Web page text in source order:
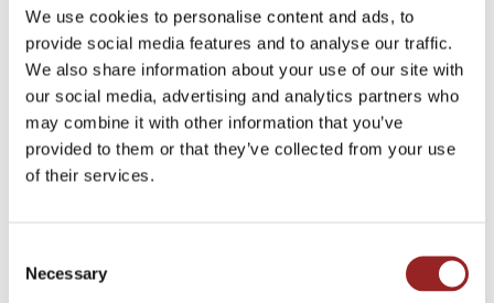
We use cookies to personalise content and ads, to
provide social media features and to analyse our traffic.
We also share information about your use of our site with
our social media, advertising and analytics partners who
may combine it with other information that you’ve
provided to them or that they’ve collected from your use
of their services.
Selection
Necessary